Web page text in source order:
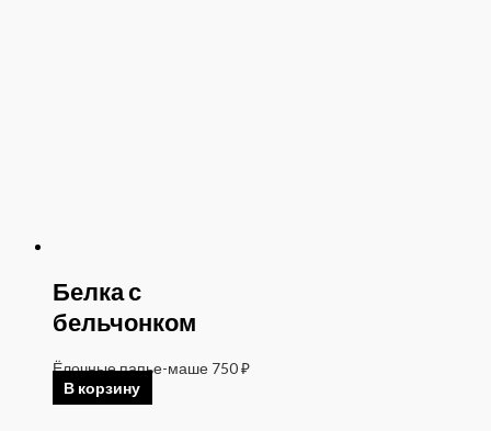
Белка с
бельчонком
Ёлочные папье-маше 750₽
В корзину